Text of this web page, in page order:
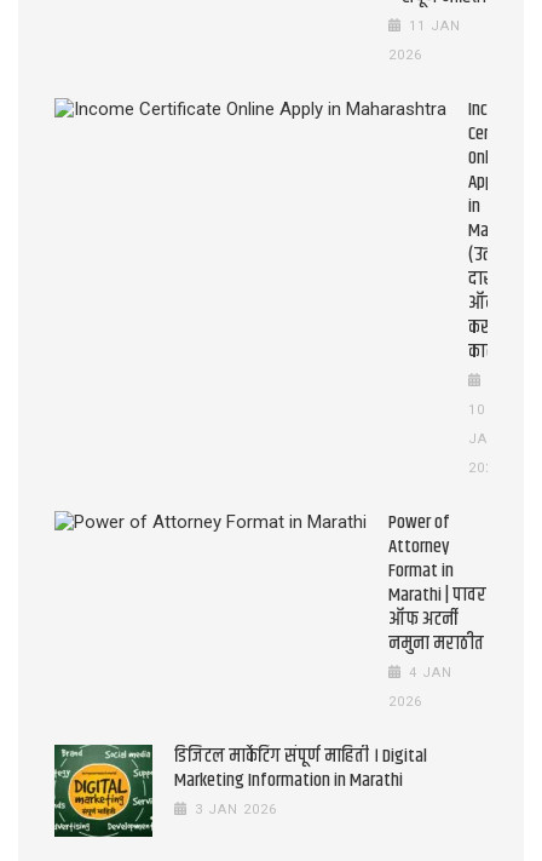
11 JAN
2026
Income
Certificate
Online
Apply
in
(उत्पन्न
दाखला
ऑनलाइन
कसे
काढावे?)
10
JAN
2026
Power of
Attorney
Format in
Marathi | पावर
ऑफ अटर्नी
नमुना मराठीत
4 JAN
2026
डिजिटल मार्केटिंग संपूर्ण माहिती । Digital
Marketing Information in Marathi
3 JAN 2026